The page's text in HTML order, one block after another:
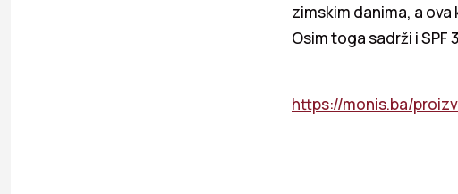
zimskim danima, a
Osim toga sadrži i SPF
https://monis.ba/